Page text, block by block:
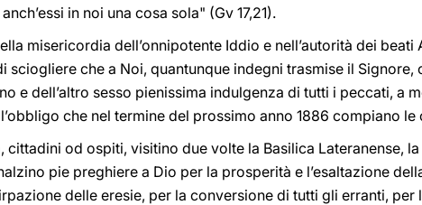
in noi una cosa sola" (Gv 17,21).
misericordia dell’onnipotente Iddio e nell’autorità dei
sciogliere che a Noi, quantunque indegni trasmise il
e dell’altro sesso pienissima indulgenza di tutti i peccati, a
che nel termine del prossimo anno 1886 compiano
cittadini od ospiti, visitino due volte la Basilica Lateranense,
pie preghiere a Dio per la prosperità e l’esaltazione
delle eresie, per la conversione di tutti gli erranti,